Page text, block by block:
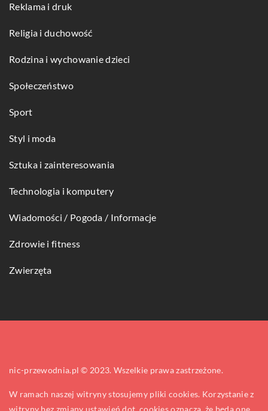
Reklama i druk
Religia i duchowość
Rodzina i wychowanie dzieci
Społeczeństwo
Sport
Styl i moda
Sztuka i zainteresowania
Technologia i komputery
Wiadomości / Pogoda / Informacje
Zdrowie i fitness
Zwierzęta
nic-przewodnia.pl © 2023. Wszelkie prawa zastrzeżone.
W ramach naszej witryny stosujemy pliki cookies. Korzystanie z
witryny bez zmiany ustawień dot. cookies oznacza, że będą one